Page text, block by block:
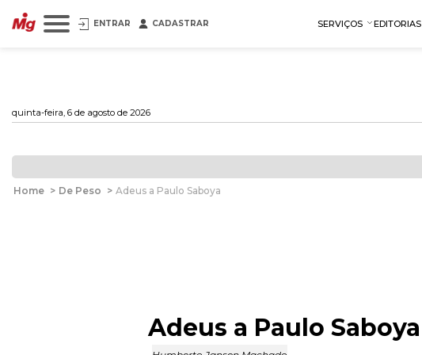
ENTRAR CADASTRAR SERVIÇOS EDITORIAS
quinta-feira, 6 de agosto de 2026
Home > De Peso > Adeus a Paulo Saboya
Adeus a Paulo Saboya